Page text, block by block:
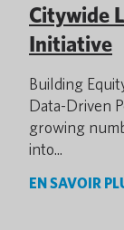
Citywide
Initiative
Building
Data-Driven
growing
into...
EN SAVOIR